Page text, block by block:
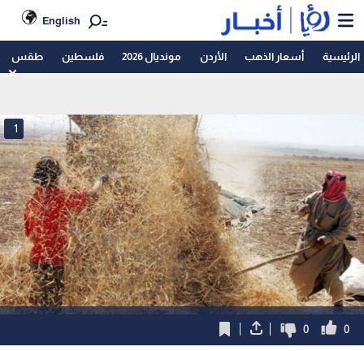
English
الرئيسية أسعار الذهب الأردن مونديال 2026 فلسطين طقس
1
0
0